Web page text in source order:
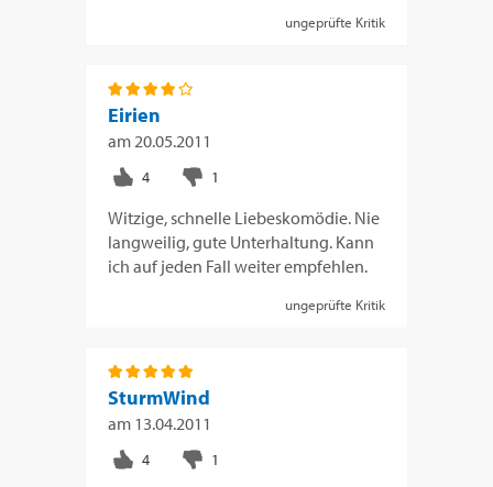
ungeprüfte Kritik
Eirien
am 20.05.2011
Witzige, schnelle Liebeskomödie. Nie
langweilig, gute Unterhaltung. Kann
ich auf jeden Fall weiter empfehlen.
ungeprüfte Kritik
SturmWind
am 13.04.2011